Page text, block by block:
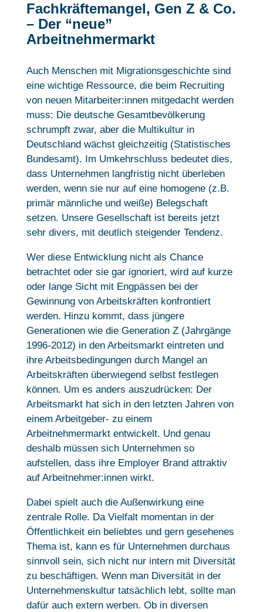
Fachkräftemangel, Gen Z & Co.
– Der “neue”
Arbeitnehmermarkt
Auch Menschen mit Migrationsgeschichte sind
eine wichtige Ressource, die beim Recruiting
von neuen Mitarbeiter:innen mitgedacht werden
muss: Die deutsche Gesamtbevölkerung
schrumpft zwar, aber die Multikultur in
Deutschland wächst gleichzeitig (Statistisches
Bundesamt). Im Umkehrschluss bedeutet dies,
dass Unternehmen langfristig nicht überleben
werden, wenn sie nur auf eine homogene (z.B.
primär männliche und weiße) Belegschaft
setzen. Unsere Gesellschaft ist bereits jetzt
sehr divers, mit deutlich steigender Tendenz.
Wer diese Entwicklung nicht als Chance
betrachtet oder sie gar ignoriert, wird auf kurze
oder lange Sicht mit Engpässen bei der
Gewinnung von Arbeitskräften konfrontiert
werden. Hinzu kommt, dass jüngere
Generationen wie die Generation Z (Jahrgänge
1996-2012) in den Arbeitsmarkt eintreten und
ihre Arbeitsbedingungen durch Mangel an
Arbeitskräften überwiegend selbst festlegen
können. Um es anders auszudrücken: Der
Arbeitsmarkt hat sich in den letzten Jahren von
einem Arbeitgeber- zu einem
Arbeitnehmermarkt entwickelt. Und genau
deshalb müssen sich Unternehmen so
aufstellen, dass ihre Employer Brand attraktiv
auf Arbeitnehmer:innen wirkt.
Dabei spielt auch die Außenwirkung eine
zentrale Rolle. Da Vielfalt momentan in der
Öffentlichkeit ein beliebtes und gern gesehenes
Thema ist, kann es für Unternehmen durchaus
sinnvoll sein, sich nicht nur intern mit Diversität
zu beschäftigen. Wenn man Diversität in der
Unternehmenskultur tatsächlich lebt, sollte man
dafür auch extern werben. Ob in diversen